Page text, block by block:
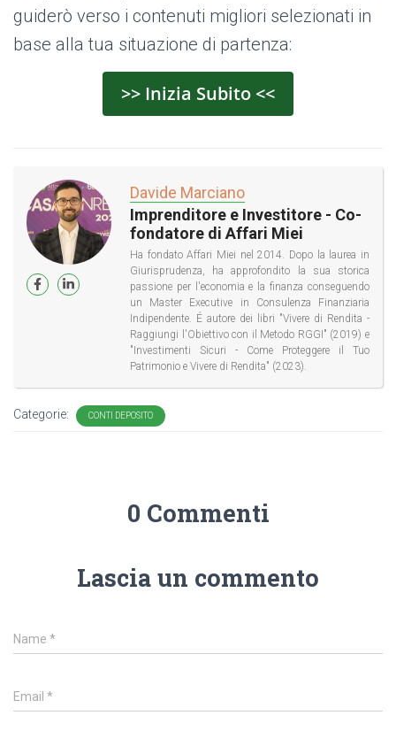
guiderò verso i contenuti migliori selezionati in
base alla tua situazione di partenza:
>> Inizia Subito <<
Davide Marciano
Imprenditore e Investitore - Co-
fondatore di Affari Miei
Ha fondato Affari Miei nel 2014. Dopo la laurea in
Giurisprudenza, ha approfondito la sua storica
passione per l'economia e la finanza conseguendo
un Master Executive in Consulenza Finanziaria
Indipendente. É autore dei libri "Vivere di Rendita -
Raggiungi l'Obiettivo con il Metodo RGGI" (2019) e
"Investimenti Sicuri - Come Proteggere il Tuo
Patrimonio e Vivere di Rendita" (2023).
Categorie: CONTI DEPOSITO
0 Commenti
Lascia un commento
Name *
Email *